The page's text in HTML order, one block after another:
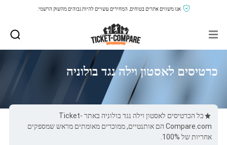
אנו משווים אתרים בטוחים, המחירים עשויים להיות גבוהים מהשוק הרשמי.
כרטיסים לאסטון וילה נגד בולוניה
כל הכרטיסים לאסטון וילה נגד בולוניה באתר Ticket-
Compare.com הם אותנטיים, ממוכרים מאומתים מראש שמספקים
אחריות של 100%.